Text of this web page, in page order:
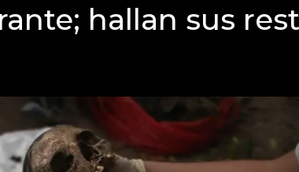
hallan sus